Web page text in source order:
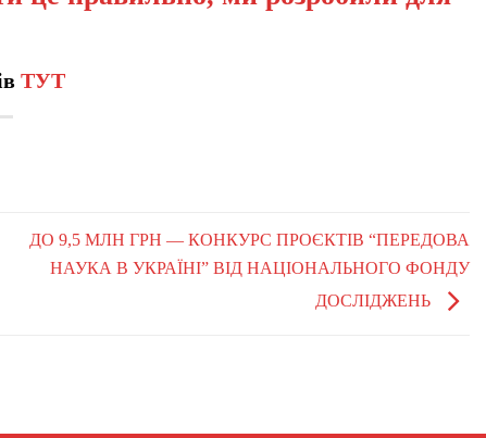
ТУТ
ДО 9,5 МЛН ГРН — КОНКУРС ПРОЄКТІВ “ПЕРЕДОВА
НАУКА В УКРАЇНІ” ВІД НАЦІОНАЛЬНОГО ФОНДУ
ДОСЛІДЖЕНЬ